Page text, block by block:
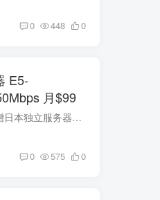
0 448 0
E5-
月$99
简介 RAKSmart商家发布的有新增日本独立服务器E5-2630L套餐，月付99美金，如果有需要亚洲独立服务器的可以看看，同时也有提供站日本和美国群服务器，多达5+253IP地址。 RAKsmart日本机房新品上...
0 575 0